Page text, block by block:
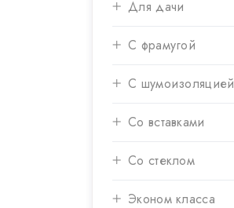
Для дачи
С фрамугой
С шумоизоляцией
Со вставками
Со стеклом
Эконом класса